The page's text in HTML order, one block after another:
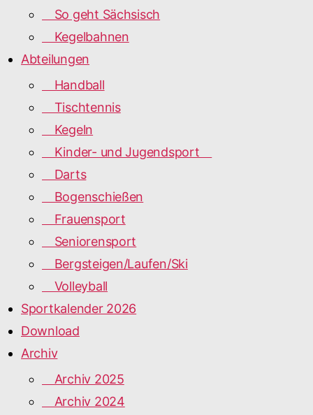
So geht Sächsisch
Kegelbahnen
Abteilungen
Handball
Tischtennis
Kegeln
Kinder- und Jugendsport
Darts
Bogenschießen
Frauensport
Seniorensport
Bergsteigen/Laufen/Ski
Volleyball
Sportkalender 2026
Download
Archiv
Archiv 2025
Archiv 2024